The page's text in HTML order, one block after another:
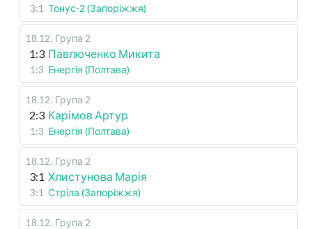
3:1 Тонус-2 (Запоріжжя)
18.12. Група 2
1:3 Павлюченко Микита
1:3 Енергія (Полтава)
18.12. Група 2
2:3 Карімов Артур
1:3 Енергія (Полтава)
18.12. Група 2
3:1 Хлистунова Марія
3:1 Стріла (Запоріжжя)
18.12. Група 2